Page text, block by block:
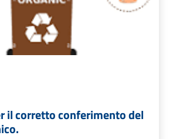
il corretto conferimento del